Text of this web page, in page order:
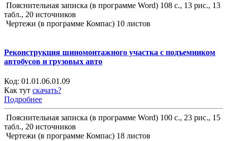
Пояснительная записка (в программе Word) 108 с., 13 рис., 13
табл., 20 источников
Чертежи (в программе Компас) 10 листов
Реконструкция шиномонтажного участка с подъемником
автобусов и грузовых авто
Код: 01.01.06.01.09
Как тут скачать?
Подробнее
Пояснительная записка (в программе Word) 100 с., 23 рис., 15
табл., 20 источников
Чертежи (в программе Компас) 18 листов